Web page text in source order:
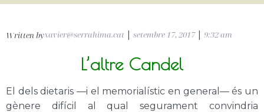
Written byxavier@serrahima.cat setembre 17, 2017 9:32 am
L’altre Candel
El dels dietaris —i el memorialístic en general— és un
gènere difícil al qual segurament convindria